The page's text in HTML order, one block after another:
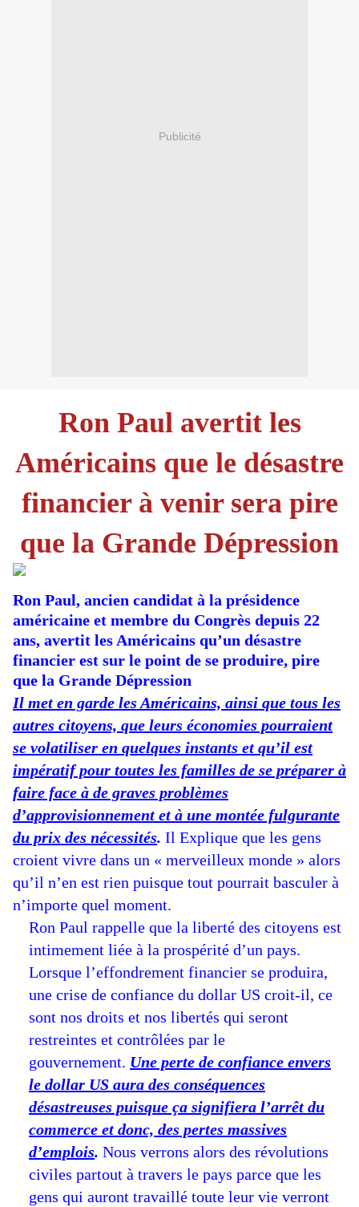
Publicité
Ron Paul avertit les
Américains que le désastre
financier à venir sera pire
que la Grande Dépression
Ron Paul, ancien candidat à la présidence
américaine et membre du Congrès depuis 22
ans, avertit les Américains qu’un désastre
financier est sur le point de se produire, pire
que la Grande Dépression
Il met en garde les Américains, ainsi que tous les
autres citoyens, que leurs économies pourraient
se volatiliser en quelques instants et qu’il est
impératif pour toutes les familles de se préparer à
faire face à de graves problèmes
d’approvisionnement et à une montée fulgurante
du prix des nécessités. Il Explique que les gens
croient vivre dans un « merveilleux monde » alors
qu’il n’en est rien puisque tout pourrait basculer à
n’importe quel moment.
Ron Paul rappelle que la liberté des citoyens est
intimement liée à la prospérité d’un pays.
Lorsque l’effondrement financier se produira,
une crise de confiance du dollar US croit-il, ce
sont nos droits et nos libertés qui seront
restreintes et contrôlées par le
gouvernement. Une perte de confiance envers
le dollar US aura des conséquences
désastreuses puisque ça signifiera l’arrêt du
commerce et donc, des pertes massives
d’emplois. Nous verrons alors des révolutions
civiles partout à travers le pays parce que les
gens qui auront travaillé toute leur vie verront